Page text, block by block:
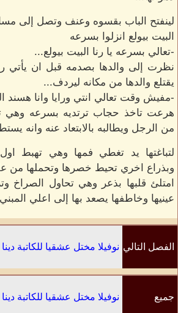
لينفتح الباب بقسوه وعنف وتصل إلى
البيت بيولع انزلوا بسرعه
-تعالي بسرعه يا رنا البيت بيولع...
نظرت إلى والدها بصدمه قبل ان يأتي
يقتلع والدها من مكانه ليردف...
-مفيش وقت تعالي انتي ورايا وانا هسند
هرعت تاخذ حجاب ترتديه بسرعه وهي
من الرجل ويطالبه بالابتعاد عنه وانه
لتباغتها يد تغطي فمها وهي تهبط
وبذراع اخري تحيط خصرها وتحملها من
امتلئ قلبها بذعر وهي تحاول الصراخ
عينيها وخاطفها يصعد بها إلى اعلي
الفصل التالي نوفيلا مختل عشقيا للكاتبة
جميع نوفيلا مختل عشقيا للكاتبة